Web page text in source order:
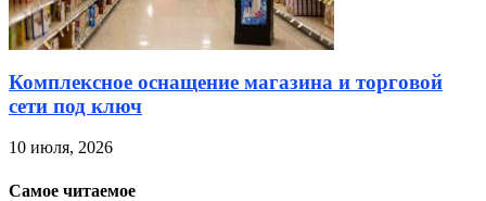
Комплексное оснащение магазина и торговой
сети под ключ
10 июля, 2026
Самое читаемое